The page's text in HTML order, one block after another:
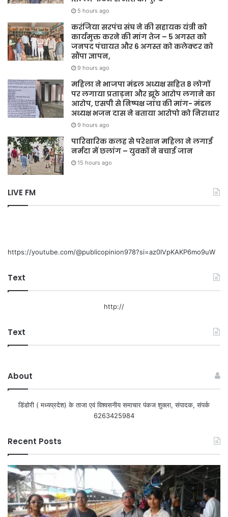
5 hours ago
करंजिया सरपंच संघ ने की सहायक यंत्री को
कार्यमुक्त करने की मांग तेज – 5 अगस्त को
जनपद पंचायत और 6 अगस्त को कलेक्टर को
सौंपा ज्ञापन,
9 hours ago
महिला ने भाजपा मंडल अध्यक्ष सहित 8 लोगों
पर लगाया प्रताड़ना और झूठे आरोप लगाने का
आरोप, एसपी से निष्पक्ष जांच की मांग- मंडल
अध्यक्ष भजन दास ने बताया आरोपो को निराधार
9 hours ago
पारिवारिक कलह से परेशान महिला ने लगाई
नर्मदा में छलांग – युवकों ने बचाई जान
15 hours ago
LIVE FM
https://youtube.com/@publicopinion978?si=az0lVpKAKP6mo9uW
Text
http://
Text
About
डिंडोरी ( मध्यप्रदेश) के ताजा एवं विश्वसनीय समाचार पंकज शुक्ला, संपादक, संपर्क
6263425984
Recent Posts